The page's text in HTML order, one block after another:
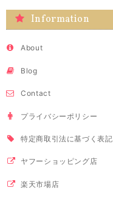
Information
About
Blog
Contact
プライバシーポリシー
特定商取引法に基づく表記
ヤフーショッピング店
楽天市場店